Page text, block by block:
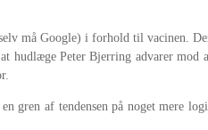
må Google) i forhold til vacinen.
Peter Bjerring advarer
gren af tendensen på noget mere